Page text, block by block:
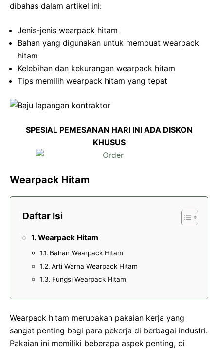
dibahas dalam artikel ini:
Jenis-jenis wearpack hitam
Bahan yang digunakan untuk membuat wearpack
hitam
Kelebihan dan kekurangan wearpack hitam
Tips memilih wearpack hitam yang tepat
SPESIAL PEMESANAN HARI INI ADA DISKON
KHUSUS
Wearpack Hitam
Daftar Isi
Wearpack Hitam
Bahan Wearpack Hitam
Arti Warna Wearpack Hitam
Fungsi Wearpack Hitam
Wearpack hitam merupakan pakaian kerja yang
sangat penting bagi para pekerja di berbagai industri.
Pakaian ini memiliki beberapa aspek penting, di